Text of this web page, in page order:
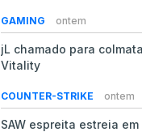
GAMING ontem
jL chamado para
Vitality
COUNTER-STRIKE ontem
SAW espreita estreia em